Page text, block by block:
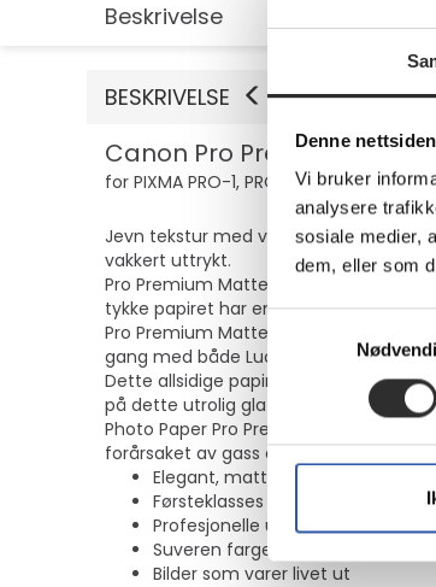
Denne
Vi bruker
analysere
sosiale medier,
dem, eller som
Beskrivelse
BESKRIVELSE
Canon Pro Premium PM-
for PIXMA PRO-1, PRO-10, PRO-100
Jevn tekstur med varm hvit tone for
vakkert uttrykt.
Pro Premium Matte er utviklet med
tykke papiret har en stiv
Pro Premium Matte er utformet for å
gang med både Lucia pigmentbasert
Dette allsidige papiret er perfekt for
på dette utrolig glatte papiret får en
Photo Paper Pro Premium Matte gir
forårsaket av gass og lys, slik at du
Elegant, matt fotopapir med
Førsteklasses utseende og
Profesjonelle utskrifter
Suveren fargegjengivelse
Bilder som varer livet ut